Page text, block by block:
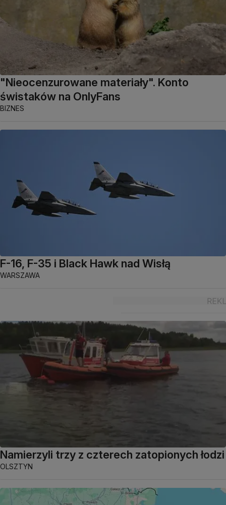
"Nieocenzurowane materiały". Konto
świstaków na OnlyFans
BIZNES
F-16, F-35 i Black Hawk nad Wisłą
WARSZAWA
Namierzyli trzy z czterech zatopionych łodzi
OLSZTYN